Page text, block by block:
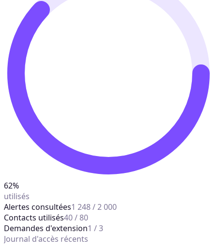
62%
utilisés
Alertes consultées1 248 / 2 000
Contacts utilisés40 / 80
Demandes d'extension1 / 3
Journal d'accès récents